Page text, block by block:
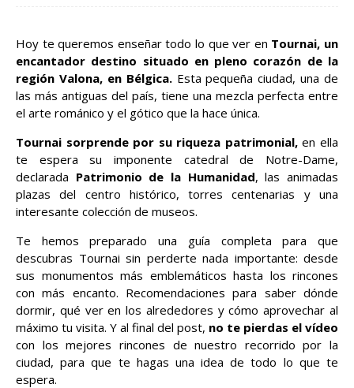
Hoy te queremos enseñar todo lo que ver en Tournai, un
encantador destino situado en pleno corazón de la
región Valona, en Bélgica.Esta pequeña ciudad, una de
las más antiguas del país, tiene una mezcla perfecta entre
el arte románico y el gótico que la hace única.
Tournai sorprende por su riqueza patrimonial,en ella
te espera su imponente catedral de Notre-Dame,
declarada Patrimonio de la Humanidad, las animadas
plazas del centro histórico, torres centenarias y una
interesante colección de museos.
Te hemos preparado una guía completa para que
descubras Tournai sin perderte nada importante: desde
sus monumentos más emblemáticos hasta los rincones
con más encanto. Recomendaciones para saber dónde
dormir, qué ver en los alrededores y cómo aprovechar al
máximo tu visita. Y al final del post, no te pierdas el vídeo
con los mejores rincones de nuestro recorrido por la
ciudad, para que te hagas una idea de todo lo que te
espera.